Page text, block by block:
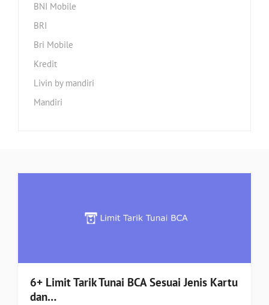
BNI Mobile
BRI
Bri Mobile
Kredit
Livin by mandiri
Mandiri
6+ Limit Tarik Tunai BCA Sesuai Jenis Kartu
dan…